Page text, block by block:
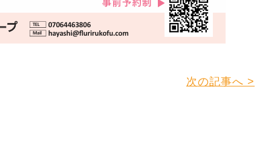
次の記事へ >